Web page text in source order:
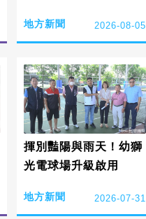
地方新聞 2026-08-05
揮別豔陽與雨天！幼獅
光電球場升級啟用
地方新聞 2026-07-31